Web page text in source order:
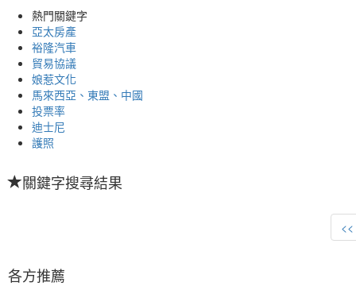
熱門關鍵字
亞太房產
裕隆汽車
貿易協議
娘惹文化
馬來西亞、東盟、中國
投票率
迪士尼
護照
關鍵字搜尋結果
<<
各方推薦